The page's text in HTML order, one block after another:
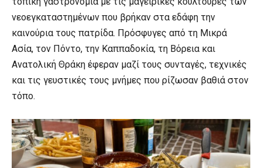
νεοεγκαταστημένων που βρήκαν στα εδάφη την
καινούρια τους πατρίδα. Πρόσφυγες από τη Μικρά
Ασία, τον Πόντο, την Καππαδοκία, τη Βόρεια και
Ανατολική Θράκη έφεραν μαζί τους συνταγές, τεχνικές
και τις γευστικές τους μνήμες που ρίζωσαν βαθιά στον
τόπο.